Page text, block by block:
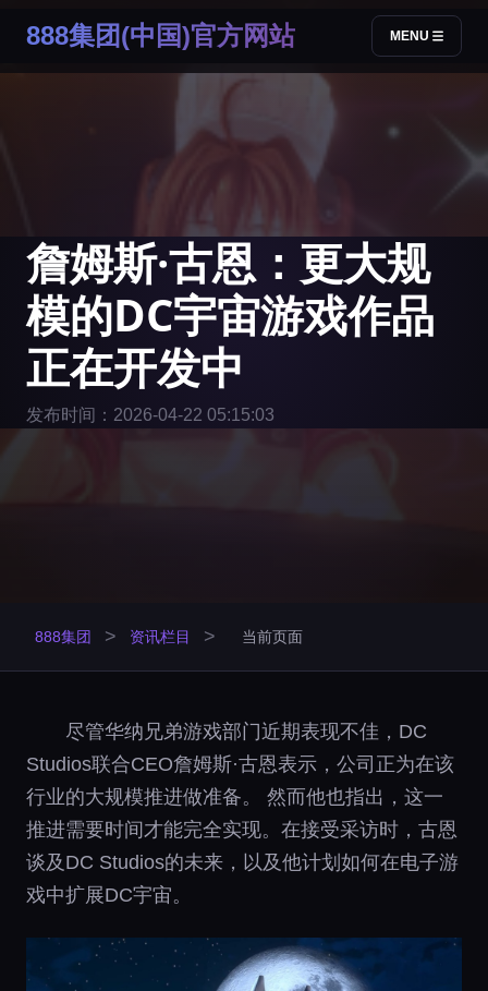
888集团(中国)官方网站 MENU
詹姆斯·古恩：更大规
模的DC宇宙游戏作品
正在开发中
发布时间：2026-04-22 05:15:03
888集团 > 资讯栏目 > 当前页面
尽管华纳兄弟游戏部门近期表现不佳，DC
Studios联合CEO詹姆斯·古恩表示，公司正为在该
行业的大规模推进做准备。 然而他也指出，这一
推进需要时间才能完全实现。在接受采访时，古恩
谈及DC Studios的未来，以及他计划如何在电子游
戏中扩展DC宇宙。